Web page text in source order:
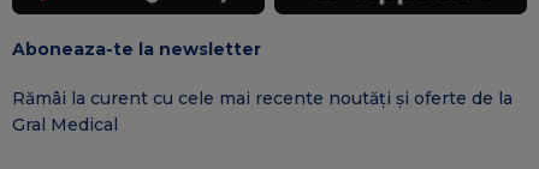
Aboneaza-te la newsletter
Rămâi la curent cu cele mai recente noutăți și oferte de la
Gral Medical